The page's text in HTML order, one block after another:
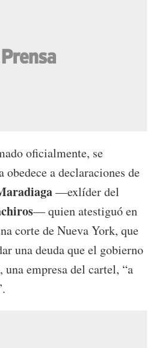
oficialmente, se
obedece a declaraciones de
—exlíder del
— quien atestiguó en
corte de Nueva York, que
una deuda que el gobierno
, una empresa del cartel, “a